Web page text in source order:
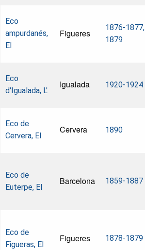
Eco
ampurdanés,
El
Figueres
1876-1877,
1879
Eco
d'Igualada, L'
Igualada 1920-1924
Eco de
Cervera, El
Cervera 1890
Eco de
Euterpe, El
Barcelona 1859-1887
Eco de
Figueras, El
Figueres 1878-1879